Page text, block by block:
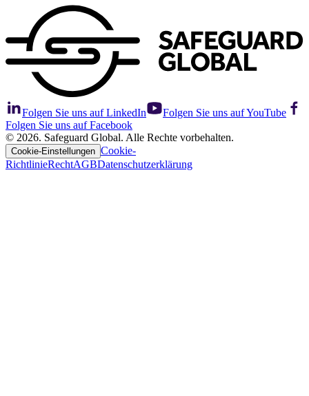
Folgen Sie uns auf LinkedIn
Folgen Sie uns auf YouTube
Folgen Sie uns auf Facebook
© 2026. Safeguard Global. Alle Rechte vorbehalten.
Cookie-Einstellungen Cookie-
RichtlinieRechtAGBDatenschutzerklärung